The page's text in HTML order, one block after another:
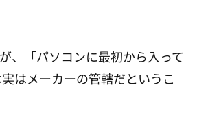
、「パソコンに最初から入って
はメーカーの管轄だというこ